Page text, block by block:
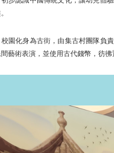
園化身為古街，由集古村團隊負
藝術表演，並使用古代錢幣，彷彿